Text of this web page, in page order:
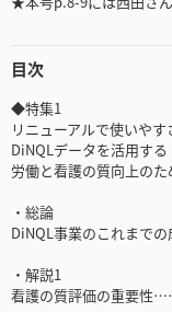
目次
◆特集1
リニューアルで使いやす
DiNQLデータを活用する
労働と看護の質向上の
・総論
DiNQL事業のこれまで
・解説1
看護の質評価の重要性